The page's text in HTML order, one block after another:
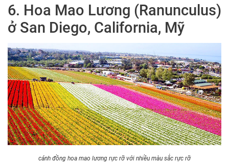
6. Hoa Mao Lương (Ranunculus)
ở San Diego, California, Mỹ
cánh đồng hoa mao lương rực rỡ với nhiều màu sắc rực rỡ